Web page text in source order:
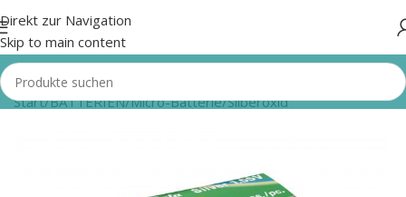
Direkt zur Navigation
Skip to main content
Start/BATTERIEN/Micro-Batterie/Silberoxid